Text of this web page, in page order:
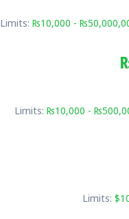
Limits: ₨10,000 -
Limits: ₨10,000 -
Limits: